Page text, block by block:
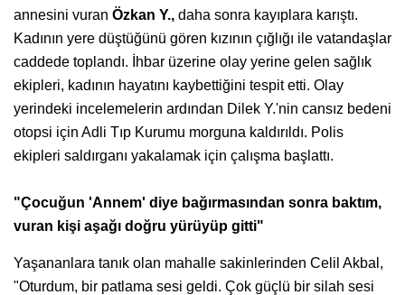
annesini vuran Özkan Y., daha sonra kayıplara karıştı.
Kadının yere düştüğünü gören kızının çığlığı ile vatandaşlar
caddede toplandı. İhbar üzerine olay yerine gelen sağlık
ekipleri, kadının hayatını kaybettiğini tespit etti. Olay
yerindeki incelemelerin ardından Dilek Y.'nin cansız bedeni
otopsi için Adli Tıp Kurumu morguna kaldırıldı. Polis
ekipleri saldırganı yakalamak için çalışma başlattı.
"Çocuğun 'Annem' diye bağırmasından sonra baktım,
vuran kişi aşağı doğru yürüyüp gitti"
Yaşananlara tanık olan mahalle sakinlerinden Celil Akbal,
"Oturdum, bir patlama sesi geldi. Çok güçlü bir silah sesi